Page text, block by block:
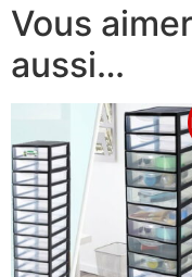
Vous
aussi…